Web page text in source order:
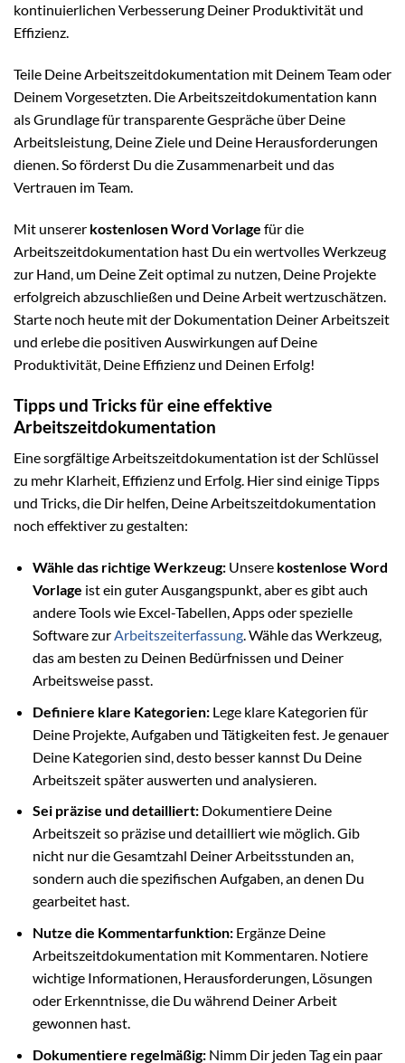
kontinuierlichen Verbesserung Deiner Produktivität und
Effizienz.
Teile Deine Arbeitszeitdokumentation mit Deinem Team oder
Deinem Vorgesetzten. Die Arbeitszeitdokumentation kann
als Grundlage für transparente Gespräche über Deine
Arbeitsleistung, Deine Ziele und Deine Herausforderungen
dienen. So förderst Du die Zusammenarbeit und das
Vertrauen im Team.
Mit unserer kostenlosen Word Vorlage für die
Arbeitszeitdokumentation hast Du ein wertvolles Werkzeug
zur Hand, um Deine Zeit optimal zu nutzen, Deine Projekte
erfolgreich abzuschließen und Deine Arbeit wertzuschätzen.
Starte noch heute mit der Dokumentation Deiner Arbeitszeit
und erlebe die positiven Auswirkungen auf Deine
Produktivität, Deine Effizienz und Deinen Erfolg!
Tipps und Tricks für eine effektive
Arbeitszeitdokumentation
Eine sorgfältige Arbeitszeitdokumentation ist der Schlüssel
zu mehr Klarheit, Effizienz und Erfolg. Hier sind einige Tipps
und Tricks, die Dir helfen, Deine Arbeitszeitdokumentation
noch effektiver zu gestalten:
Wähle das richtige Werkzeug:Unsere kostenlose Word
Vorlage ist ein guter Ausgangspunkt, aber es gibt auch
andere Tools wie Excel-Tabellen, Apps oder spezielle
Software zurArbeitszeiterfassung. Wähle das Werkzeug,
das am besten zu Deinen Bedürfnissen und Deiner
Arbeitsweise passt.
Definiere klare Kategorien:Lege klare Kategorien für
Deine Projekte, Aufgaben und Tätigkeiten fest. Je genauer
Deine Kategorien sind, desto besser kannst Du Deine
Arbeitszeit später auswerten und analysieren.
Sei präzise und detailliert:Dokumentiere Deine
Arbeitszeit so präzise und detailliert wie möglich. Gib
nicht nur die Gesamtzahl Deiner Arbeitsstunden an,
sondern auch die spezifischen Aufgaben, an denen Du
gearbeitet hast.
Nutze die Kommentarfunktion:Ergänze Deine
Arbeitszeitdokumentation mit Kommentaren. Notiere
wichtige Informationen, Herausforderungen, Lösungen
oder Erkenntnisse, die Du während Deiner Arbeit
gewonnen hast.
Dokumentiere regelmäßig:Nimm Dir jeden Tag ein paar